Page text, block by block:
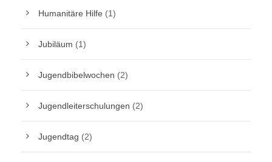
Humanitäre Hilfe (1)
Jubiläum (1)
Jugendbibelwochen (2)
Jugendleiterschulungen (2)
Jugendtag (2)